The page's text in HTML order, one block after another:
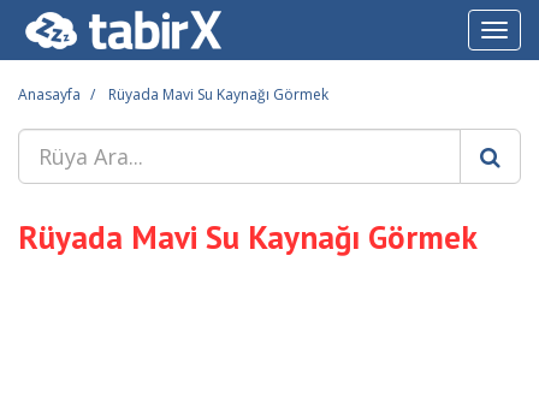
Anasayfa Rüyada Mavi Su Kaynağı Görmek
Rüyada Mavi Su Kaynağı Görmek